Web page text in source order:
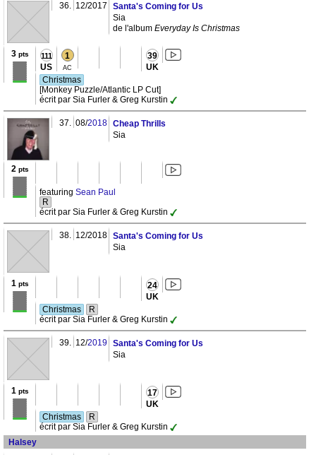
36. 12/2017
Santa's Coming for Us
Sia
de l'album Everyday Is Christmas
3pts
111
US
1
AC
39
UK
Christmas
[Monkey Puzzle/Atlantic LP Cut]
écrit par Sia Furler & Greg Kurstin
37. 08/2018 Cheap Thrills
Sia
2 pts
featuring Sean Paul
R
écrit par Sia Furler & Greg Kurstin
38. 12/2018 Santa's Coming for Us
Sia
1 pts 24
UK
Christmas
R
écrit par Sia Furler & Greg Kurstin
39. 12/2019
Santa's Coming for Us
Sia
1 pts 17
UK
Christmas
R
écrit par Sia Furler & Greg Kurstin
Halsey